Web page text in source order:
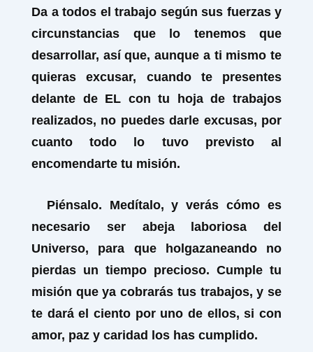
Da a todos el trabajo según sus fuerzas y
circunstancias que lo tenemos que
desarrollar, así que, aunque a ti mismo te
quieras excusar, cuando te presentes
delante de EL con tu hoja de trabajos
realizados, no puedes darle excusas, por
cuanto todo lo tuvo previsto al
encomendarte tu misión.
Piénsalo. Medítalo, y verás cómo es
necesario ser abeja laboriosa del
Universo, para que holgazaneando no
pierdas un tiempo precioso. Cumple tu
misión que ya cobrarás tus trabajos, y se
te dará el ciento por uno de ellos, si con
amor, paz y caridad los has cumplido.